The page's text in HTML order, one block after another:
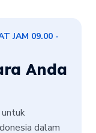
JAM 09.00 -
Anda
dalam